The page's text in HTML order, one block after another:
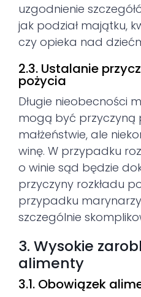
uzgodnienie
jak podział majątku,
czy opieka nad
2.3. Ustalanie
pożycia
Długie nieobecności
mogą być przyczyną
małżeństwie, ale
winę. W przypadku
o winie sąd będzie
przyczyny rozkładu
przypadku
szczególnie
3. Wysokie
alimenty
3.1. Obowiązek